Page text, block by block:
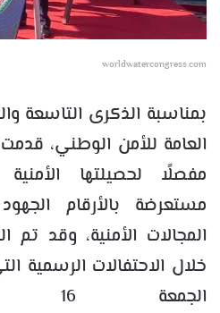
worldwatercongress.com
بمناسبة الذكرى التاسعة
العامة للأمن الوطني،
مفصلًا لحصيلتها
مستعرضة بالأرقام
المجالات الأمنية، وقد
خلال الاحتفالات الرسمية
الجمعة 16 ماي 2025.